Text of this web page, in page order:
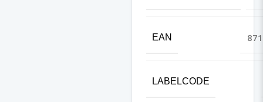
EAN
LABELCODE